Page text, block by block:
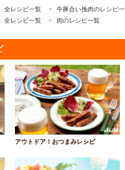
全レシピ一覧
牛豚合い挽肉のレシピ
全レシピ一覧 肉のレシピ一覧
アウトドア！おつまみレシピ